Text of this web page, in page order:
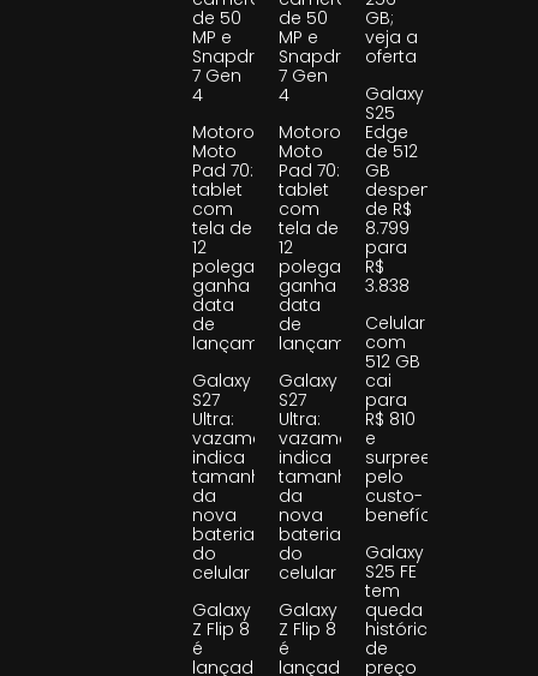
de 50
MP e
Snapdragon
7 Gen
4
Motorola
Moto
Pad 70:
tablet
com
tela de
12
polegadas
ganha
data
de
lançamento
Galaxy
S27
Ultra:
vazamento
indica
tamanho
da
nova
bateria
do
celular
Galaxy
Z Flip 8
é
lançado
de 50
MP e
Snapdragon
7 Gen
4
Motorola
Moto
Pad 70:
tablet
com
tela de
12
polegadas
ganha
data
de
lançamento
Galaxy
S27
Ultra:
vazamento
indica
tamanho
da
nova
bateria
do
celular
Galaxy
Z Flip 8
é
lançado
GB;
veja a
oferta
Galaxy
S25
Edge
de 512
GB
despenca
de R$
8.799
para
R$
3.838
Celular
com
512 GB
cai
para
R$ 810
e
surpreende
pelo
custo-
benefício
Galaxy
S25 FE
tem
queda
histórica
de
preço